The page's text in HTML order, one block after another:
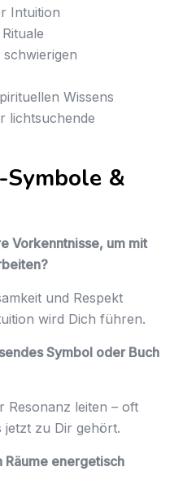
Intuition
Wissens
lichtsuchende
Symbole &
Vorkenntnisse, um mit
und Respekt
wird Dich führen.
Symbol oder Buch
Resonanz leiten – oft
jetzt zu Dir gehört.
Räume energetisch